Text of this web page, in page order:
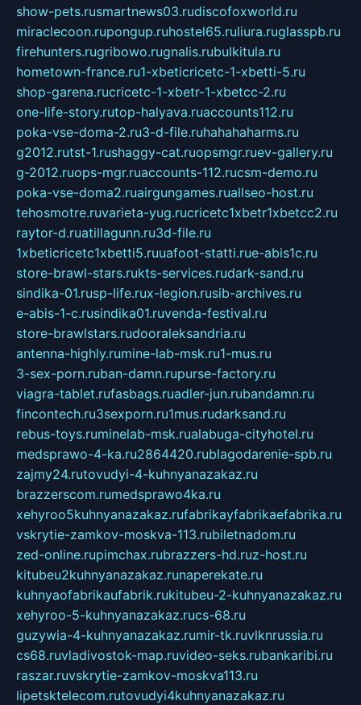
show-pets.rusmartnews03.rudiscofoxworld.ru
miraclecoon.rupongup.ruhostel65.ruliura.ruglasspb.ru
firehunters.rugribowo.rugnalis.rubulkitula.ru
hometown-france.ru1-xbeticricetc-1-xbetti-5.ru
shop-garena.rucricetc-1-xbetr-1-xbetcc-2.ru
one-life-story.rutop-halyava.ruaccounts112.ru
poka-vse-doma-2.ru3-d-file.ruhahahaharms.ru
g2012.rutst-1.rushaggy-cat.ruopsmgr.ruev-gallery.ru
g-2012.ruops-mgr.ruaccounts-112.rucsm-demo.ru
poka-vse-doma2.ruairgungames.ruallseo-host.ru
tehosmotre.ruvarieta-yug.rucricetc1xbetr1xbetcc2.ru
raytor-d.ruatillagunn.ru3d-file.ru
1xbeticricetc1xbetti5.ruuafoot-statti.rue-abis1c.ru
store-brawl-stars.rukts-services.rudark-sand.ru
sindika-01.rusp-life.rux-legion.rusib-archives.ru
e-abis-1-c.rusindika01.ruvenda-festival.ru
store-brawlstars.rudooraleksandria.ru
antenna-highly.rumine-lab-msk.ru1-mus.ru
3-sex-porn.ruban-damn.rupurse-factory.ru
viagra-tablet.rufasbags.ruadler-jun.rubandamn.ru
fincontech.ru3sexporn.ru1mus.rudarksand.ru
rebus-toys.ruminelab-msk.rualabuga-cityhotel.ru
medsprawo-4-ka.ru2864420.rublagodarenie-spb.ru
zajmy24.rutovudyi-4-kuhnyanazakaz.ru
brazzerscom.rumedsprawo4ka.ru
xehyroo5kuhnyanazakaz.rufabrikayfabrikaefabrika.ru
vskrytie-zamkov-moskva-113.rubiletnadom.ru
zed-online.rupimchax.rubrazzers-hd.ruz-host.ru
kitubeu2kuhnyanazakaz.runaperekate.ru
kuhnyaofabrikaufabrik.rukitubeu-2-kuhnyanazakaz.ru
xehyroo-5-kuhnyanazakaz.rucs-68.ru
guzywia-4-kuhnyanazakaz.rumir-tk.ruvlknrussia.ru
cs68.ruvladivostok-map.ruvideo-seks.rubankaribi.ru
raszar.ruvskrytie-zamkov-moskva113.ru
lipetsktelecom.rutovudyi4kuhnyanazakaz.ru